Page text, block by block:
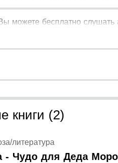
можете бесплатно слушать
книги (2)
литература
- Чудо для Деда